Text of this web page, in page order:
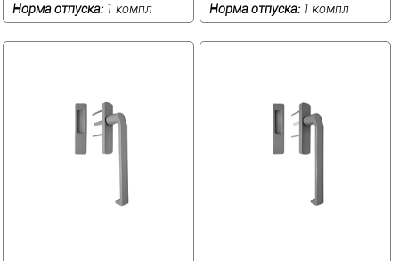
Норма отпуска: 1 компл Норма отпуска: 1 компл